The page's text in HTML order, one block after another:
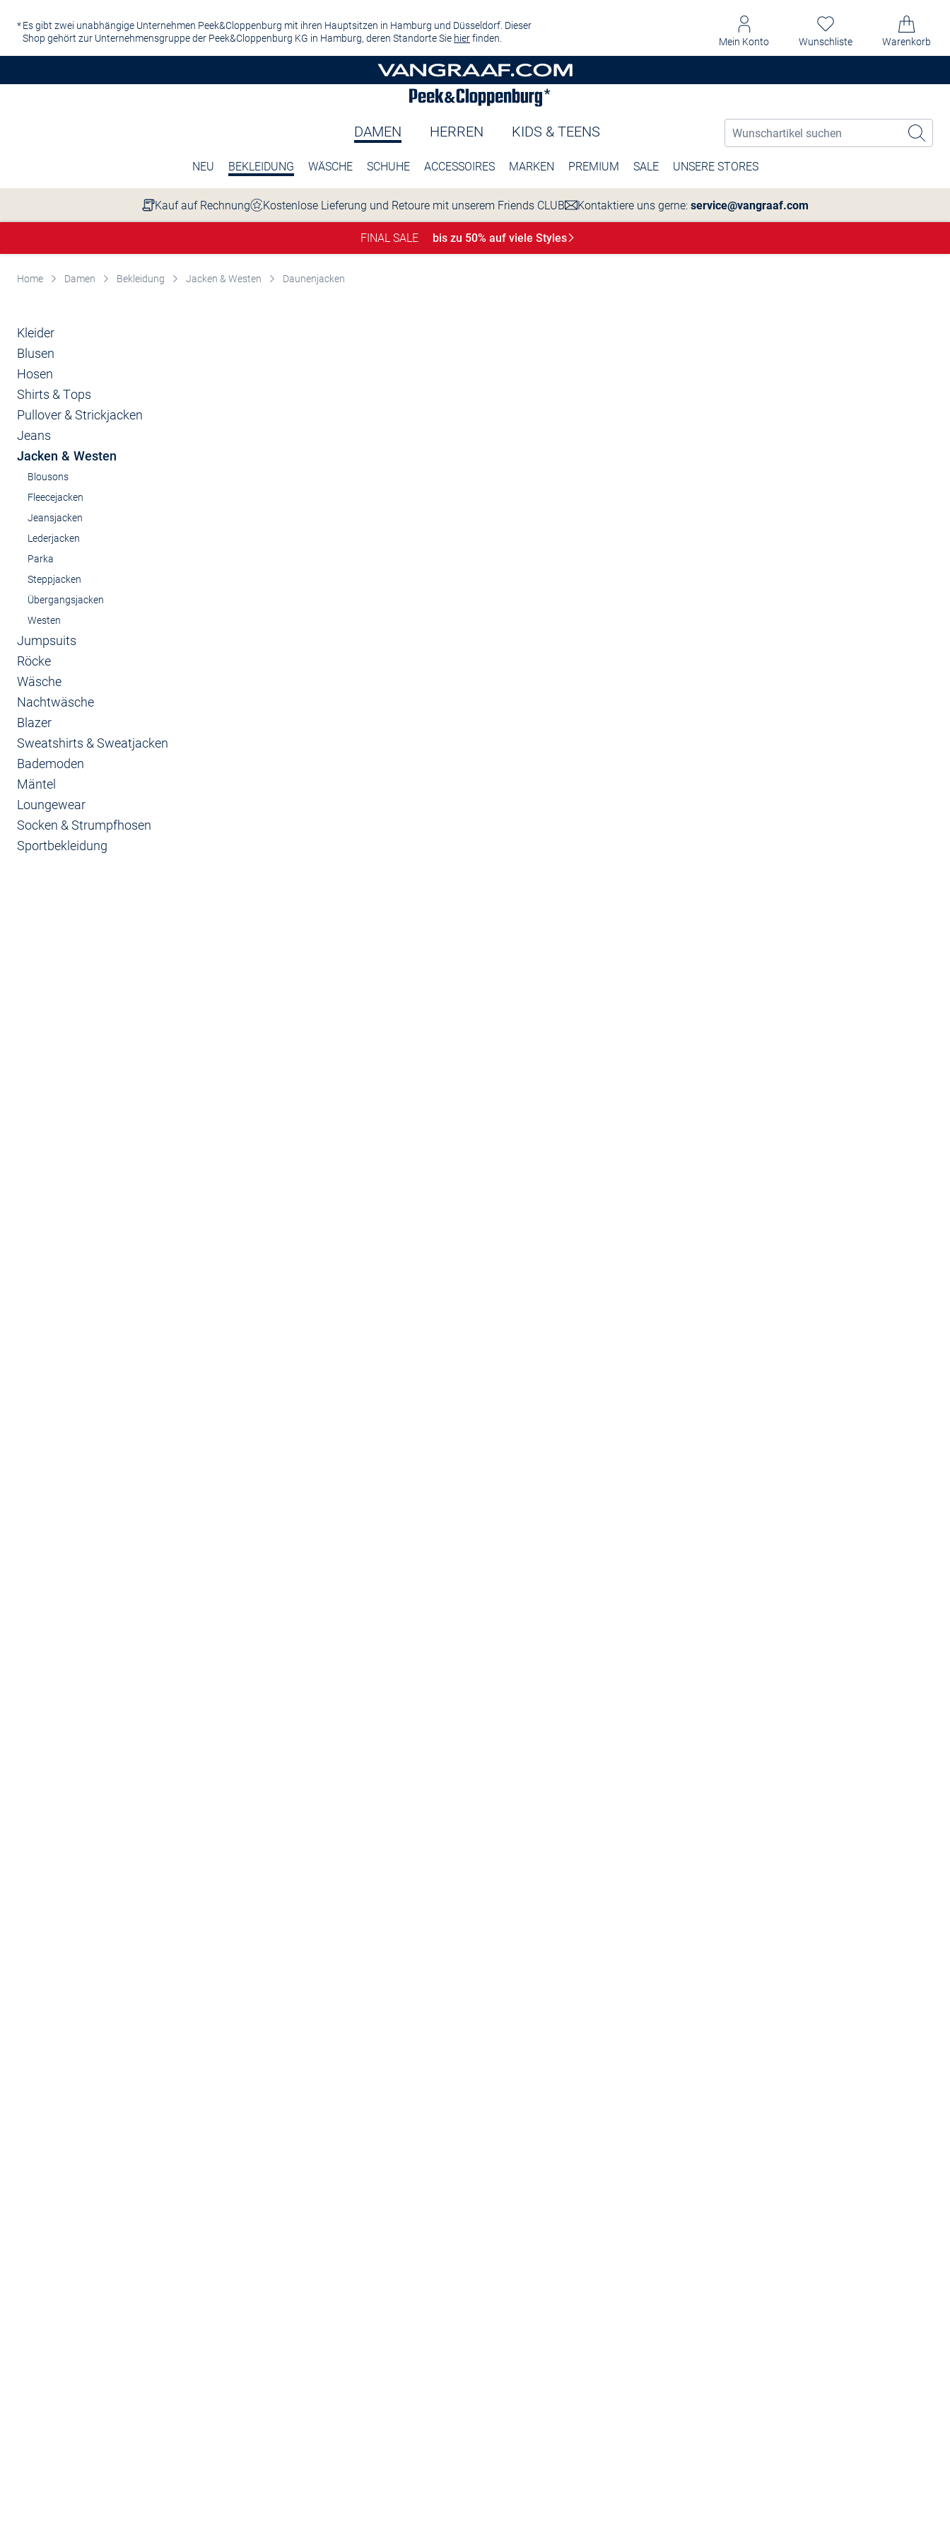
Es gibt zwei unabhängige Unternehmen Peek&Cloppenburg mit ihren Hauptsitzen in Hamburg und Düsseldorf. Dieser
Shop gehört zur Unternehmensgruppe der Peek&Cloppenburg KG in Hamburg, deren Standorte Sie hierfinden. Mein Konto Wunschliste Warenkorb
DAMEN HERREN KIDS & TEENS
NEU BEKLEIDUNG WÄSCHE SCHUHE ACCESSOIRES MARKEN PREMIUM SALE UNSERE STORES
Kauf auf Rechnung Kostenlose Lieferung und Retoure mit unserem Friends CLUB Kontaktiere uns gerne: service@vangraaf.com
FINAL SALE bis zu 50% auf viele Styles
Home Damen Bekleidung Jacken & Westen Daunenjacken
Kleider
Blusen
Hosen
Shirts & Tops
Pullover & Strickjacken
Jeans
Jacken & Westen
Blousons
Fleecejacken
Jeansjacken
Lederjacken
Parka
Steppjacken
Übergangsjacken
Westen
Jumpsuits
Röcke
Wäsche
Nachtwäsche
Blazer
Sweatshirts & Sweatjacken
Bademoden
Mäntel
Loungewear
Socken & Strumpfhosen
Sportbekleidung